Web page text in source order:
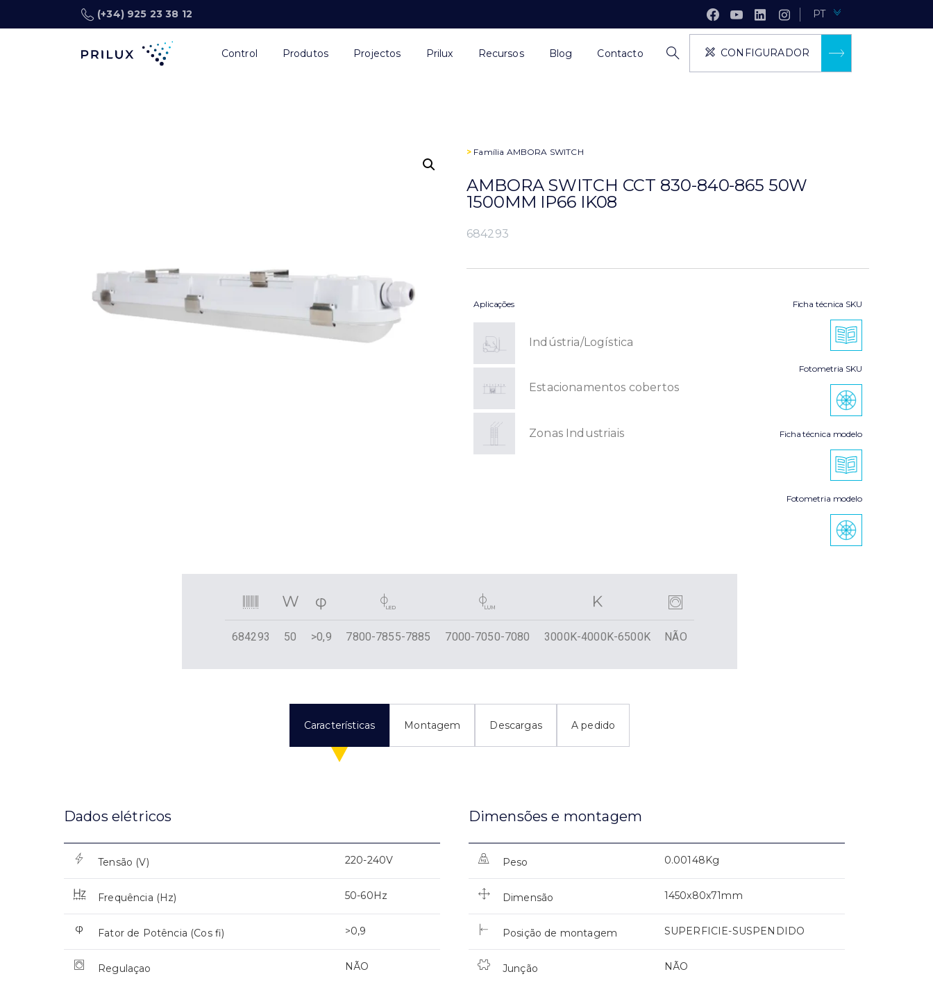
(+34) 925 23 38 12 PT
Control Produtos Projectos Prilux Recursos Blog Contacto CONFIGURADOR
> Família AMBORA SWITCH
AMBORA SWITCH CCT 830-840-865 50W
1500MM IP66 IK08
684293
Aplicações
Indústria/Logística
Estacionamentos cobertos
Zonas Industriais
Ficha técnica SKU
Fotometria SKU
Ficha técnica modelo
Fotometria modelo
684293 50 >0,9 7800-7855-7885 7000-7050-7080 3000K-4000K-6500K NÃO
Características Montagem Descargas A pedido
Dados elétricos
Tensão (V) 220-240V
Frequência (Hz) 50-60Hz
Fator de Potência (Cos fi) >0,9
Regulaçao NÃO
Dimensões e montagem
Peso 0.00148Kg
Dimensão 1450x80x71mm
Posição de montagem SUPERFICIE-SUSPENDIDO
Junção NÃO